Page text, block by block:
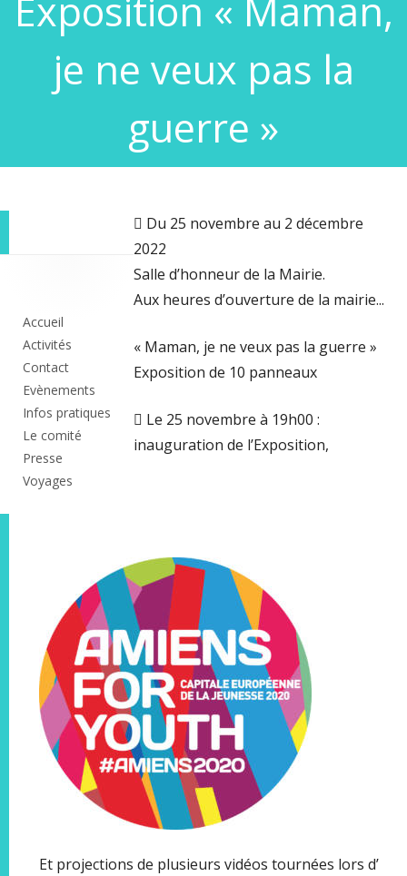
Exposition « Maman,
je ne veux pas la
guerre »
principale
Accueil
Activités
Contact
Evènements
Infos pratiques
Le comité
Presse
Voyages
 Du 25 novembre au 2 décembre
2022
Salle d’honneur de la Mairie.
Aux heures d’ouverture de la mairie...
« Maman, je ne veux pas la guerre »
Exposition de 10 panneaux
 Le 25 novembre à 19h00 :
inauguration de l’Exposition,
Et projections de plusieurs vidéos tournées lors d’